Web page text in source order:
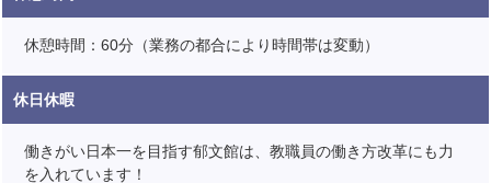
休憩時間：60分（業務の都合により時間帯は変動）
休日休暇
働きがい日本一を目指す郁文館は、教職員の働き方改革にも力
を入れています！